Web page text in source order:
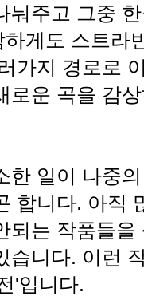
눠주고 그중
게도 스트라
가지 경로로
로운 곡을 감
한 일이 나중
합니다. 아직
되는 작품들
습니다. 이런
'입니다.